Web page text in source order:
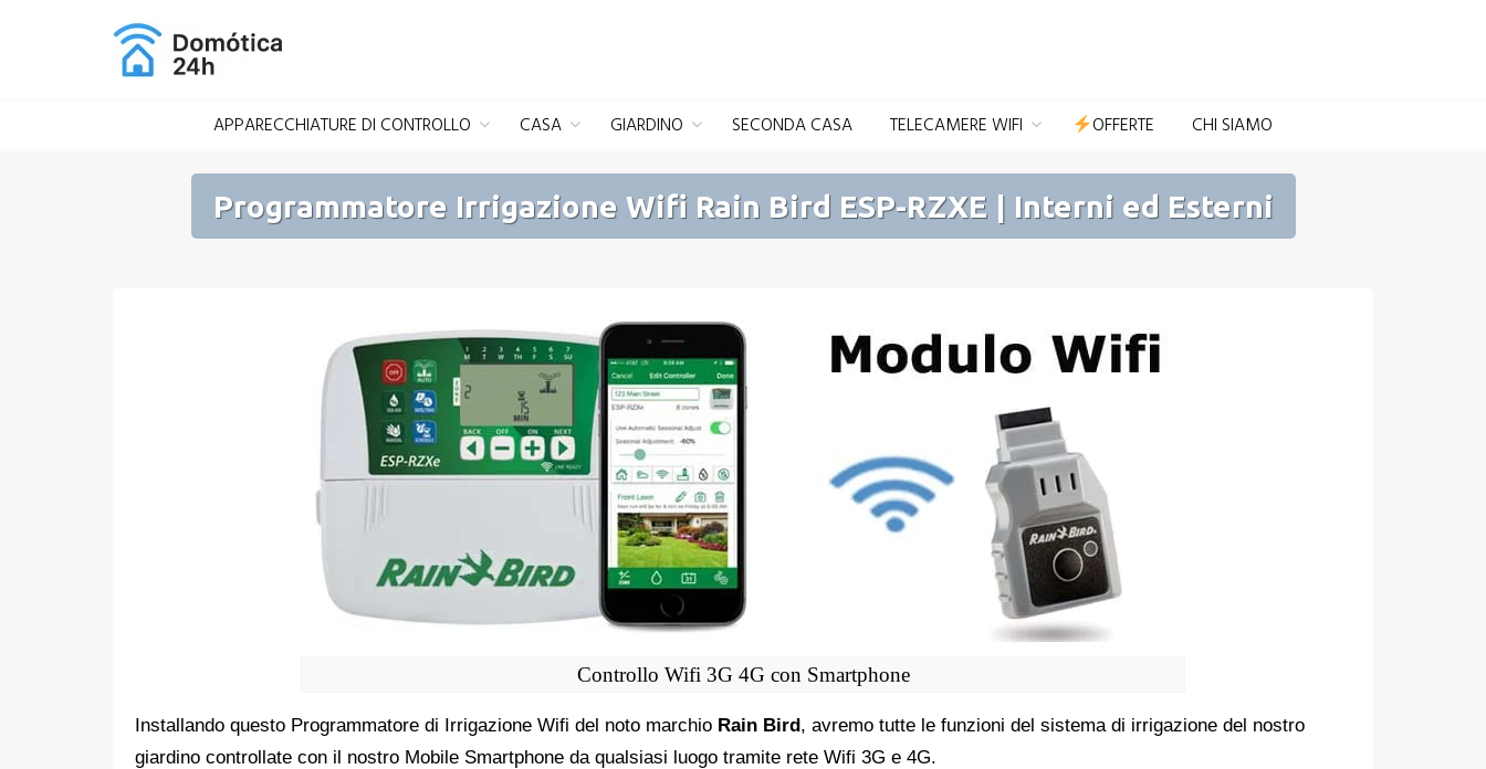
APPARECCHIATURE DI CONTROLLO CASA GIARDINO SECONDA CASA TELECAMERE WIFI OFFERTE CHI SIAMO
Programmatore Irrigazione Wifi Rain Bird ESP-RZXE | Interni ed Esterni
Controllo Wifi 3G 4G con Smartphone
Installando questo Programmatore di Irrigazione Wifi del noto marchio Rain Bird, avremo tutte le funzioni del sistema di irrigazione del nostro
giardino controllate con il nostro Mobile Smartphone da qualsiasi luogo tramite rete Wifi 3G e 4G.